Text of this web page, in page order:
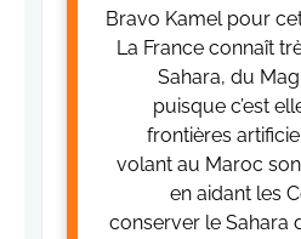
Bravo Kamel pour
La France connaît
Sahara, du
puisque c’est
frontières
volant au Maroc
en aidant les
conserver le Sahara